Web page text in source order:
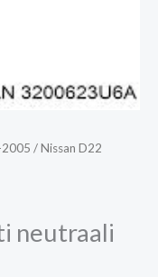
/ Nissan D22
neutraali